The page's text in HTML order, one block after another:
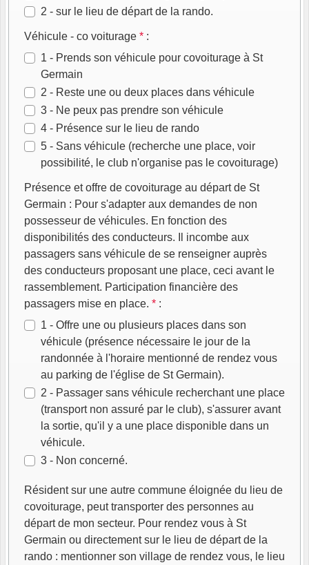
2 - sur le lieu de départ de la rando.
Véhicule - co voiturage * :
1 - Prends son véhicule pour covoiturage à St
Germain
2 - Reste une ou deux places dans véhicule
3 - Ne peux pas prendre son véhicule
4 - Présence sur le lieu de rando
5 - Sans véhicule (recherche une place, voir
possibilité, le club n'organise pas le covoiturage)
Présence et offre de covoiturage au départ de St
Germain : Pour s'adapter aux demandes de non
possesseur de véhicules. En fonction des
disponibilités des conducteurs. Il incombe aux
passagers sans véhicule de se renseigner auprès
des conducteurs proposant une place, ceci avant le
rassemblement. Participation financière des
passagers mise en place. * :
1 - Offre une ou plusieurs places dans son
véhicule (présence nécessaire le jour de la
randonnée à l'horaire mentionné de rendez vous
au parking de l'église de St Germain).
2 - Passager sans véhicule recherchant une place
(transport non assuré par le club), s'assurer avant
la sortie, qu'il y a une place disponible dans un
véhicule.
3 - Non concerné.
Résident sur une autre commune éloignée du lieu de
covoiturage, peut transporter des personnes au
départ de mon secteur. Pour rendez vous à St
Germain ou directement sur le lieu de départ de la
rando : mentionner son village de rendez vous, le lieu